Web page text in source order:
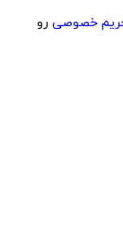
حریم خصوصی رو